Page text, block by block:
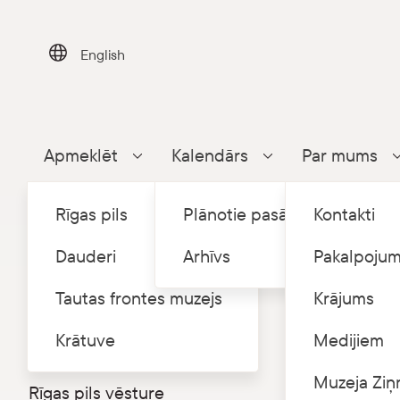
English
Apmeklēt Parādīt apakšizvēlni
Rīgas pils
Dauderi
Tautas frontes muzejs
Krātuve
Kalendārs Parādīt apakšizvēlni
Plānotie pasākumi
Arhīvs
Par mums
Kontakti
Krājums
Medijiem
Muzeja
Rīgas pils
Rīgas pils vēsture